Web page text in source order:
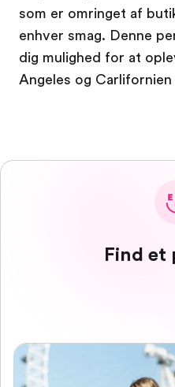
som er omringet af
enhver smag. Denne
dig mulighed for at
Angeles og
Find et